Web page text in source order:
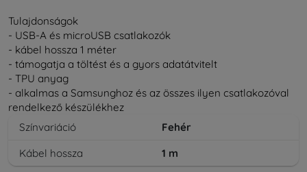
Tulajdonságok
- USB-A és microUSB csatlakozók
- kábel hossza 1 méter
- támogatja a töltést és a gyors adatátvitelt
- TPU anyag
- alkalmas a Samsunghoz és az összes ilyen csatlakozóval
rendelkező készülékhez
Színvariáció
Fehér
Kábel hossza
1 m